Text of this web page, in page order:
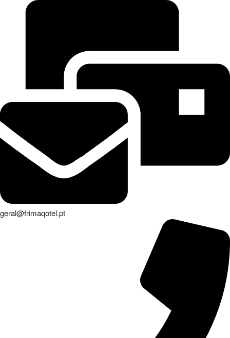
geral@frimaqotel.pt